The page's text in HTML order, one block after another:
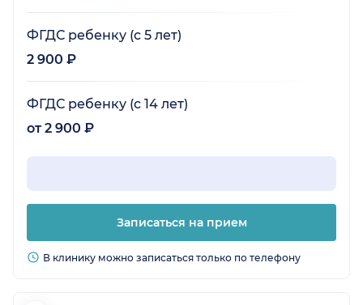
ФГДС ребенку (с 5 лет)
2 900 ₽
ФГДС ребенку (с 14 лет)
от 2 900 ₽
Записаться на прием
В клинику можно записаться только по телефону